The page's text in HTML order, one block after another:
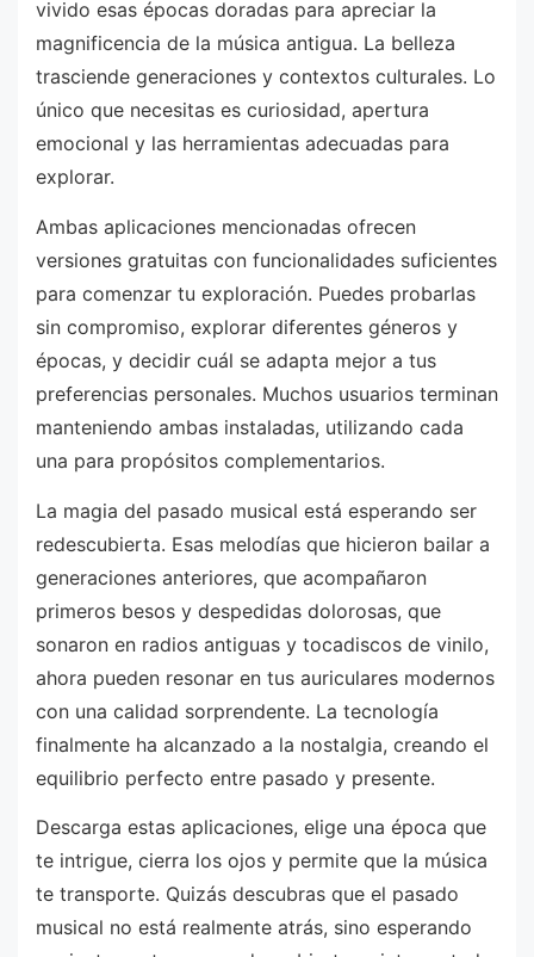
vivido esas épocas doradas para apreciar la
magnificencia de la música antigua. La belleza
trasciende generaciones y contextos culturales. Lo
único que necesitas es curiosidad, apertura
emocional y las herramientas adecuadas para
explorar.
Ambas aplicaciones mencionadas ofrecen
versiones gratuitas con funcionalidades suficientes
para comenzar tu exploración. Puedes probarlas
sin compromiso, explorar diferentes géneros y
épocas, y decidir cuál se adapta mejor a tus
preferencias personales. Muchos usuarios terminan
manteniendo ambas instaladas, utilizando cada
una para propósitos complementarios.
La magia del pasado musical está esperando ser
redescubierta. Esas melodías que hicieron bailar a
generaciones anteriores, que acompañaron
primeros besos y despedidas dolorosas, que
sonaron en radios antiguas y tocadiscos de vinilo,
ahora pueden resonar en tus auriculares modernos
con una calidad sorprendente. La tecnología
finalmente ha alcanzado a la nostalgia, creando el
equilibrio perfecto entre pasado y presente.
Descarga estas aplicaciones, elige una época que
te intrigue, cierra los ojos y permite que la música
te transporte. Quizás descubras que el pasado
musical no está realmente atrás, sino esperando